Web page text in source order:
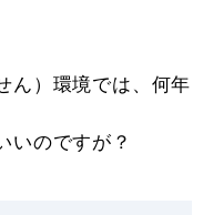
ん）環境では、何年
いのですが？